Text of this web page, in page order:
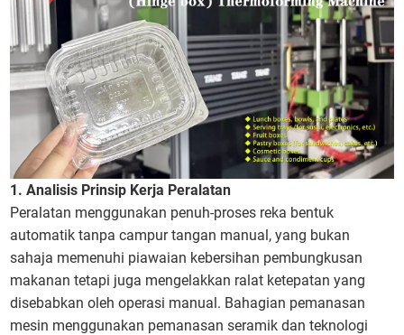
1. Analisis Prinsip Kerja Peralatan
Peralatan menggunakan penuh-proses reka bentuk
automatik tanpa campur tangan manual, yang bukan
sahaja memenuhi piawaian kebersihan pembungkusan
makanan tetapi juga mengelakkan ralat ketepatan yang
disebabkan oleh operasi manual. Bahagian pemanasan
mesin menggunakan pemanasan seramik dan teknologi